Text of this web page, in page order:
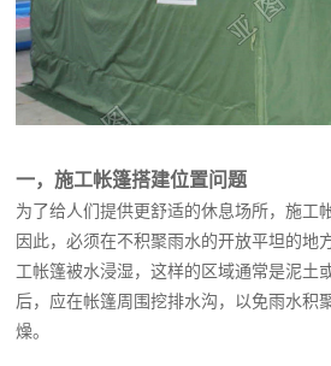
一，施工帐篷搭建位置问题
为了给人们提供更舒适的休息场所，施工
因此，必须在不积聚雨水的开放平坦的地
工帐篷被水浸湿，这样的区域通常是泥土
后，应在帐篷周围挖排水沟，以免雨水积
燥。